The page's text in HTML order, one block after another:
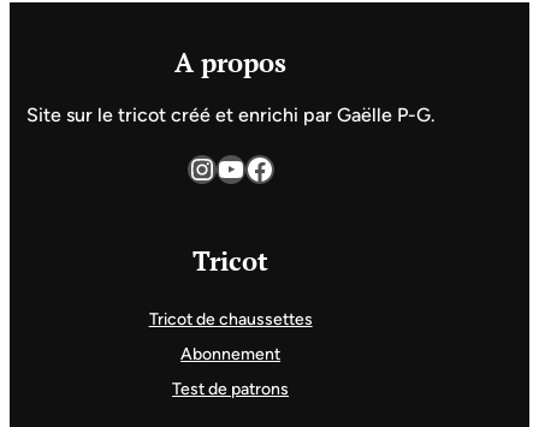
A propos
Site sur le tricot créé et enrichi par Gaëlle P-G.
InstagramYouTube Facebook
Tricot
Tricot de chaussettes
Abonnement
Test de patrons